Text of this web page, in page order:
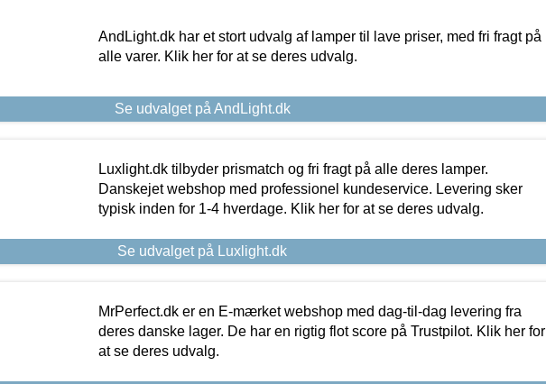
AndLight.dk har et stort udvalg af lamper til lave priser, med fri fragt på
alle varer. Klik her for at se deres udvalg.
Se udvalget på AndLight.dk
Luxlight.dk tilbyder prismatch og fri fragt på alle deres lamper.
Danskejet webshop med professionel kundeservice. Levering sker
typisk inden for 1-4 hverdage. Klik her for at se deres udvalg.
Se udvalget på Luxlight.dk
MrPerfect.dk er en E-mærket webshop med dag-til-dag levering fra
deres danske lager. De har en rigtig flot score på Trustpilot. Klik her for
at se deres udvalg.